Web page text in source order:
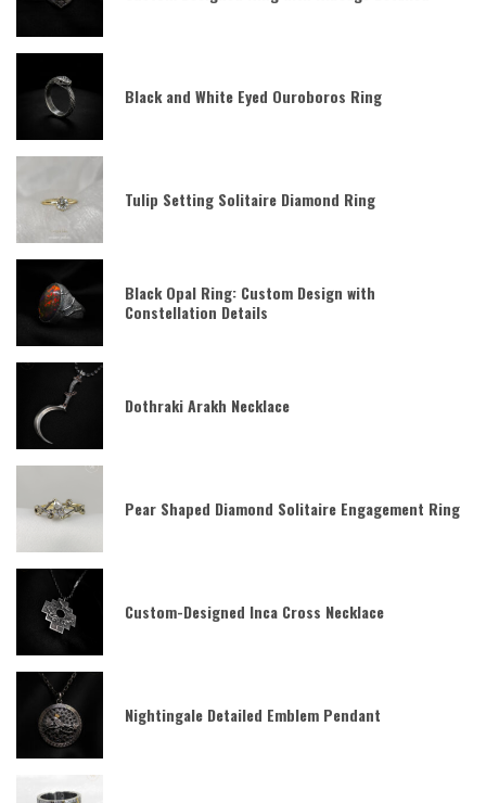
Black and White Eyed Ouroboros Ring
Tulip Setting Solitaire Diamond Ring
Black Opal Ring: Custom Design with
Constellation Details
Dothraki Arakh Necklace
Pear Shaped Diamond Solitaire Engagement Ring
Custom-Designed Inca Cross Necklace
Nightingale Detailed Emblem Pendant